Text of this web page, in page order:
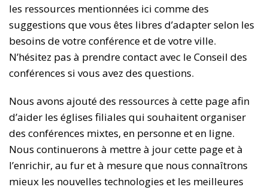
les ressources mentionnées ici comme des
suggestions que vous êtes libres d’adapter selon les
besoins de votre conférence et de votre ville.
N’hésitez pas à prendre contact avec le Conseil des
conférences si vous avez des questions.
Nous avons ajouté des ressources à cette page afin
d’aider les églises filiales qui souhaitent organiser
des conférences mixtes, en personne et en ligne.
Nous continuerons à mettre à jour cette page et à
l’enrichir, au fur et à mesure que nous connaîtrons
mieux les nouvelles technologies et les meilleures